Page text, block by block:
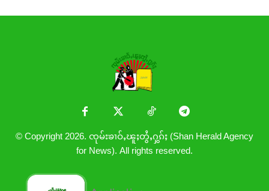
© Copyright 2026. ၸုမ်းၶၢဝ်ႇၽူႈတွႆႇႁွၵ်ႈ (Shan Herald Agency
for News). All rights reserved.